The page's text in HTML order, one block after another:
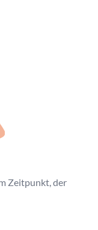
Zeitpunkt, der